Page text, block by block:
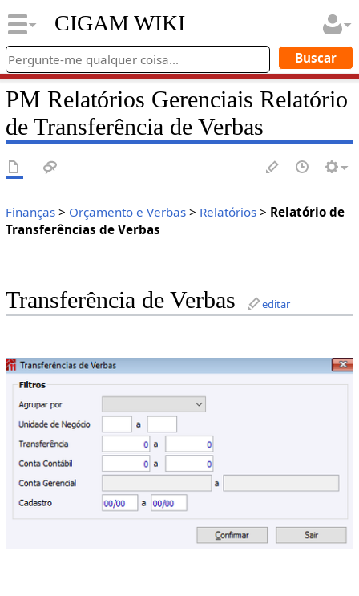
CIGAM WIKI
PM Relatórios Gerenciais Relatório
de Transferência de Verbas
Finanças> Orçamento e Verbas> Relatórios> Relatório de
Transferências de Verbas
Transferência de Verbas editar